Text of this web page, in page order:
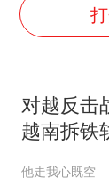
对越反击
越南拆铁
他走我心既空